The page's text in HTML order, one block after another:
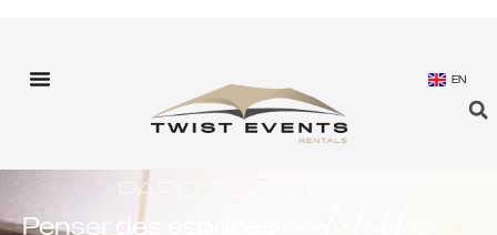
EN
PAROIS DE STAND
Penser des espaces